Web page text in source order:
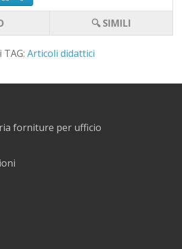
🔍 SIMILI
Articoli didattici
forniture per ufficio